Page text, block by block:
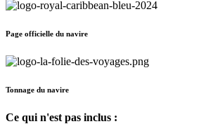
Page officielle du navire
Tonnage du navire
Ce qui n'est pas inclus :